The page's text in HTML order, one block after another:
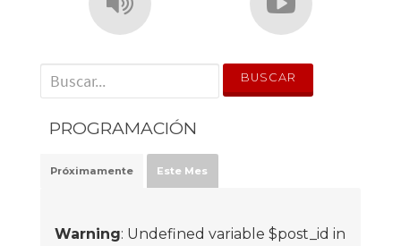
' . __('Search for:') . '
PROGRAMACIÓN
Próximamente Este Mes
Warning: Undefined variable $post_id in